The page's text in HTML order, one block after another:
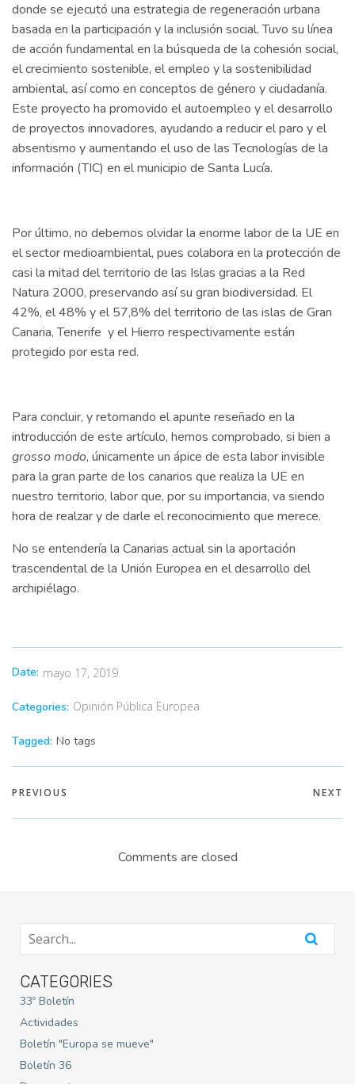
donde se ejecutó una estrategia de regeneración urbana
basada en la participación y la inclusión social. Tuvo su línea
de acción fundamental en la búsqueda de la cohesión social,
el crecimiento sostenible, el empleo y la sostenibilidad
ambiental, así como en conceptos de género y ciudadanía.
Este proyecto ha promovido el autoempleo y el desarrollo
de proyectos innovadores, ayudando a reducir el paro y el
absentismo y aumentando el uso de las Tecnologías de la
información (TIC) en el municipio de Santa Lucía.
Por último, no debemos olvidar la enorme labor de la UE en
el sector medioambiental, pues colabora en la protección de
casi la mitad del territorio de las Islas gracias a la Red
Natura 2000, preservando así su gran biodiversidad. El
42%, el 48% y el 57,8% del territorio de las islas de Gran
Canaria, Tenerife y el Hierro respectivamente están
protegido por esta red.
Para concluir, y retomando el apunte reseñado en la
introducción de este artículo, hemos comprobado, si bien a
grosso modo, únicamente un ápice de esta labor invisible
para la gran parte de los canarios que realiza la UE en
nuestro territorio, labor que, por su importancia, va siendo
hora de realzar y de darle el reconocimiento que merece.
No se entendería la Canarias actual sin la aportación
trascendental de la Unión Europea en el desarrollo del
archipiélago.
Date: mayo 17, 2019
Categories: Opinión Pública Europea
Tagged: No tags
PREVIOUS NEXT
Comments are closed
CATEGORIES
33º Boletín
Actividades
Boletín "Europa se mueve"
Boletín 36